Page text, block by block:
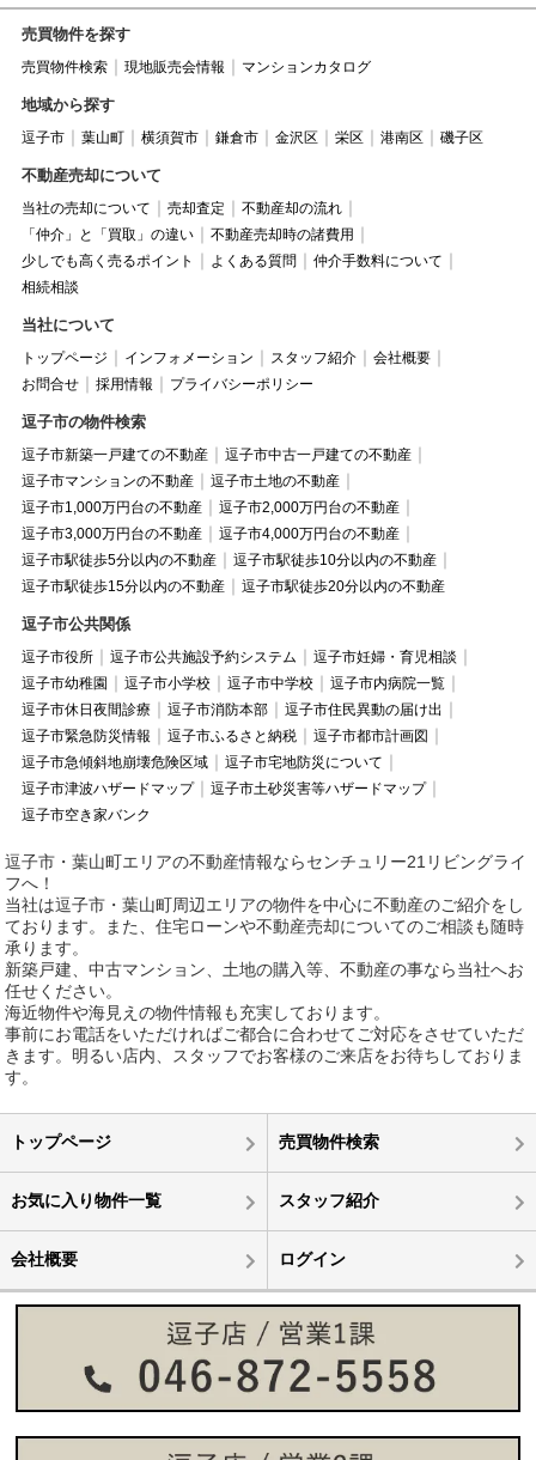
売買物件を探す
売買物件検索 現地販売会情報 マンションカタログ
地域から探す
逗子市 葉山町 横須賀市 鎌倉市 金沢区 栄区 港南区 磯子区
不動産売却について
当社の売却について 売却査定
不動産却の流れ
「仲介」と「買取」の違い
不動産売却時の諸費用
少しでも高く売るポイント
よくある質問
仲介手数料について
相続相談
当社について
トップページ インフォメーション スタッフ紹介
会社概要
お問合せ
採用情報 プライバシーポリシー
逗子市の物件検索
逗子市新築一戸建ての不動産
逗子市中古一戸建ての不動産
逗子市マンションの不動産
逗子市土地の不動産
逗子市1,000万円台の不動産
逗子市2,000万円台の不動産
逗子市3,000万円台の不動産
逗子市4,000万円台の不動産
逗子市駅徒歩5分以内の不動産
逗子市駅徒歩10分以内の不動産
逗子市駅徒歩15分以内の不動産
逗子市駅徒歩20分以内の不動産
逗子市公共関係
逗子市役所 逗子市公共施設予約システム
逗子市妊婦・育児相談
逗子市幼稚園
逗子市小学校 逗子市中学校
逗子市内病院一覧
逗子市休日夜間診療
逗子市消防本部
逗子市住民異動の届け出
逗子市緊急防災情報
逗子市ふるさと納税
逗子市都市計画図
逗子市急傾斜地崩壊危険区域
逗子市宅地防災について
逗子市津波ハザードマップ
逗子市土砂災害等ハザードマップ
逗子市空き家バンク
逗子市・葉山町エリアの不動産情報ならセンチュリー21リビングライ
フへ！
当社は逗子市・葉山町周辺エリアの物件を中心に不動産のご紹介をし
ております。また、住宅ローンや不動産売却についてのご相談も随時
承ります。
新築戸建、中古マンション、土地の購入等、不動産の事なら当社へお
任せください。
海近物件や海見えの物件情報も充実しております。
事前にお電話をいただければご都合に合わせてご対応をさせていただ
きます。明るい店内、スタッフでお客様のご来店をお待ちしておりま
す。
トップページ 売買物件検索
お気に入り物件一覧 スタッフ紹介
会社概要 ログイン